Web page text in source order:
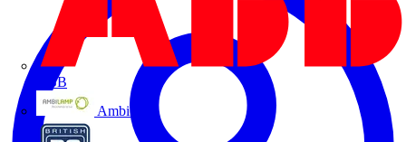
ABB
Ambilamp